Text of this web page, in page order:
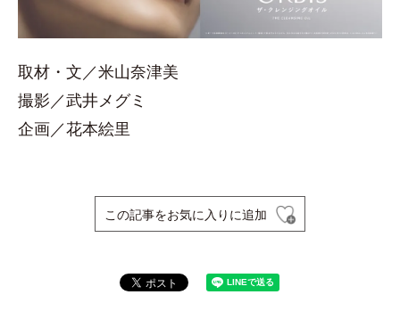
取材・文／米山奈津美
撮影／武井メグミ
企画／花本絵里
この記事をお気に入りに追加